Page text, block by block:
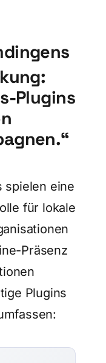
Plugins
spielen eine
für lokale
Präsenz
Plugins